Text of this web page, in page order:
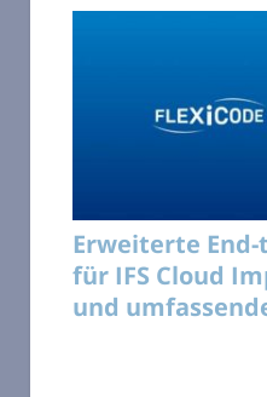
Erweiterte End-
für IFS Cloud
und